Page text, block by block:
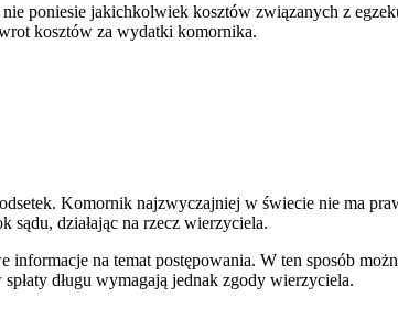
poniesie jakichkolwiek kosztów związanych z
kosztów za wydatki komornika.
Komornik najzwyczajniej w świecie nie ma
działając na rzecz wierzyciela.
na temat postępowania. W ten sposób
długu wymagają jednak zgody wierzyciela.